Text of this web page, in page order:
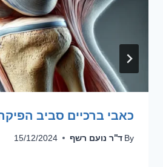
כאבי ברכיים סביב
By ד''ר נועם רשף 15/12/2024